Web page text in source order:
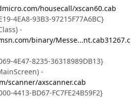
housecall/xscan60.cab
4EA8-93B3-97215F77A6BC}
-
binary/Messe...nt.cab31267.c
4E47-8235-36318989DB13}
-
scanner/axscanner.cab
4413-BD67-FC7FE24B59F2}